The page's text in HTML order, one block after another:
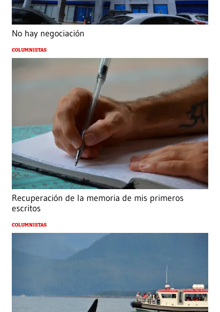
No hay negociación
COLUMNISTAS
Recuperación de la memoria de mis primeros
escritos
COLUMNISTAS